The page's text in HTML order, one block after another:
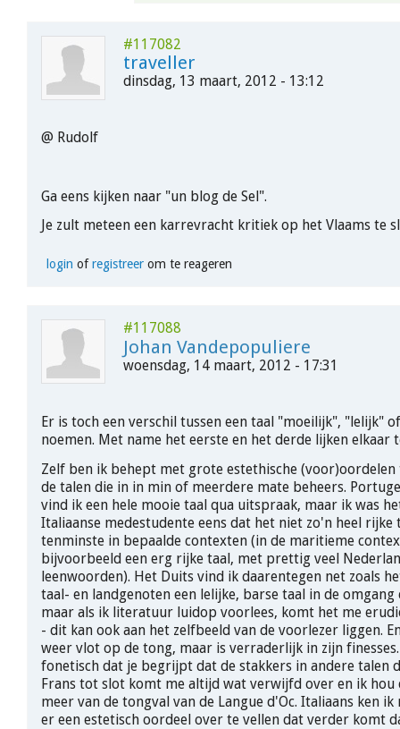
#117082
traveller
dinsdag, 13 maart, 2012 - 13:12
@ Rudolf
Ga eens kijken naar "un blog de Sel".
Je zult meteen een karrevracht kritiek op het Vlaams te
login ofregistreerom te reageren
#117088
Johan Vandepopuliere
woensdag, 14 maart, 2012 - 17:31
Er is toch een verschil tussen een taal "moeilijk", "lelijk"
noemen. Met name het eerste en het derde lijken elkaar
Zelf ben ik behept met grote estethische (voor)oordelen
de talen die in in min of meerdere mate beheers.
vind ik een hele mooie taal qua uitspraak, maar ik was
Italiaanse medestudente eens dat het niet zo'n heel rijke
tenminste in bepaalde contexten (in de maritieme
bijvoorbeeld een erg rijke taal, met prettig veel
leenwoorden). Het Duits vind ik daarentegen net zoals
taal- en landgenoten een lelijke, barse taal in de omgang
maar als ik literatuur luidop voorlees, komt het me
- dit kan ook aan het zelfbeeld van de voorlezer liggen.
weer vlot op de tong, maar is verraderlijk in zijn finesses.
fonetisch dat je begrijpt dat de stakkers in andere talen
Frans tot slot komt me altijd wat verwijfd over en ik hou
meer van de tongval van de Langue d'Oc. Italiaans ken
er een estetisch oordeel over te vellen dat verder komt